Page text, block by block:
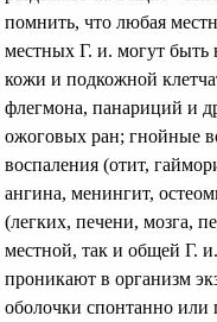
помнить, что любая
местных Г. и. могут быть
кожи и подкожной
флегмона, панариций и
ожоговых ран; гнойные
воспаления (отит,
ангина, менингит,
(легких, печени, мозга,
местной, так и общей Г.
проникают в организм
оболочки спонтанно или